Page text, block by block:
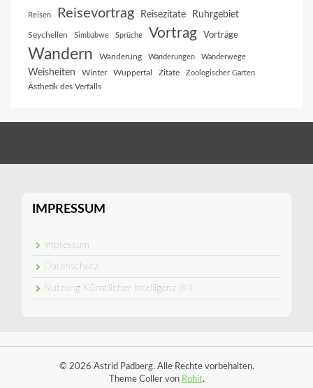
Reisen Reisevortrag Reisezitate Ruhrgebiet
Seychellen Simbabwe Sprüche Vortrag Vorträge
Wandern Wanderung Wanderungen Wanderwege
Weisheiten Winter Wuppertal Zitate Zoologischer Garten
Ästhetik des Verfalls
IMPRESSUM
Impressum
Datenschutz
Nutzung Künstlicher Intelligenz (KI)
© 2026 Astrid Padberg. Alle Rechte vorbehalten.
Theme Coller von Rohit.